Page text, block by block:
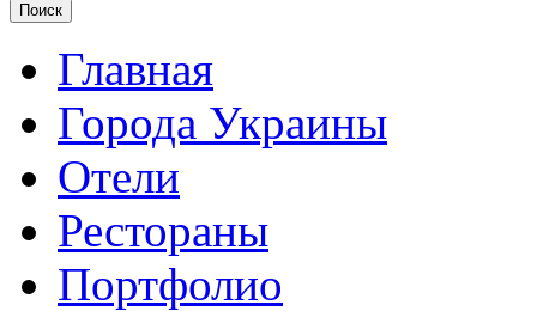
Главная
Города Украины
Отели
Рестораны
Портфолио